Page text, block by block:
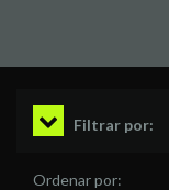
Filtrar por:
Ordenar por: